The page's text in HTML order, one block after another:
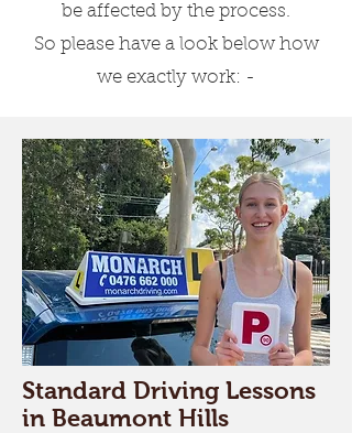
be affected by the process.
So please have a look below how
we exactly work: -
Standard Driving Lessons
in Beaumont Hills